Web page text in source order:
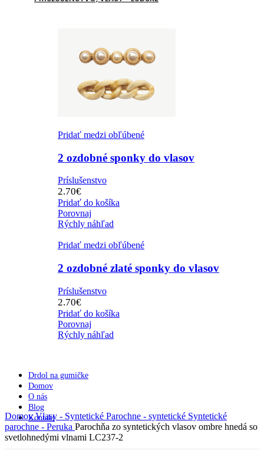
Pridať medzi obľúbené
2 ozdobné sponky do vlasov
Príslušenstvo
2.70€
Pridať do košíka
Porovnaj
Rýchly náhľad
Pridať medzi obľúbené
2 ozdobné zlaté sponky do vlasov
Príslušenstvo
2.70€
Pridať do košíka
Porovnaj
Rýchly náhľad
Drdol na gumičke
Domov
O nás
Blog
Kontakt
DomovVlasy - Syntetické Parochne - syntetické Syntetické
parochne - Peruka Parochňa zo syntetických vlasov ombre hnedá so
svetlohnedými vlnami LC237-2